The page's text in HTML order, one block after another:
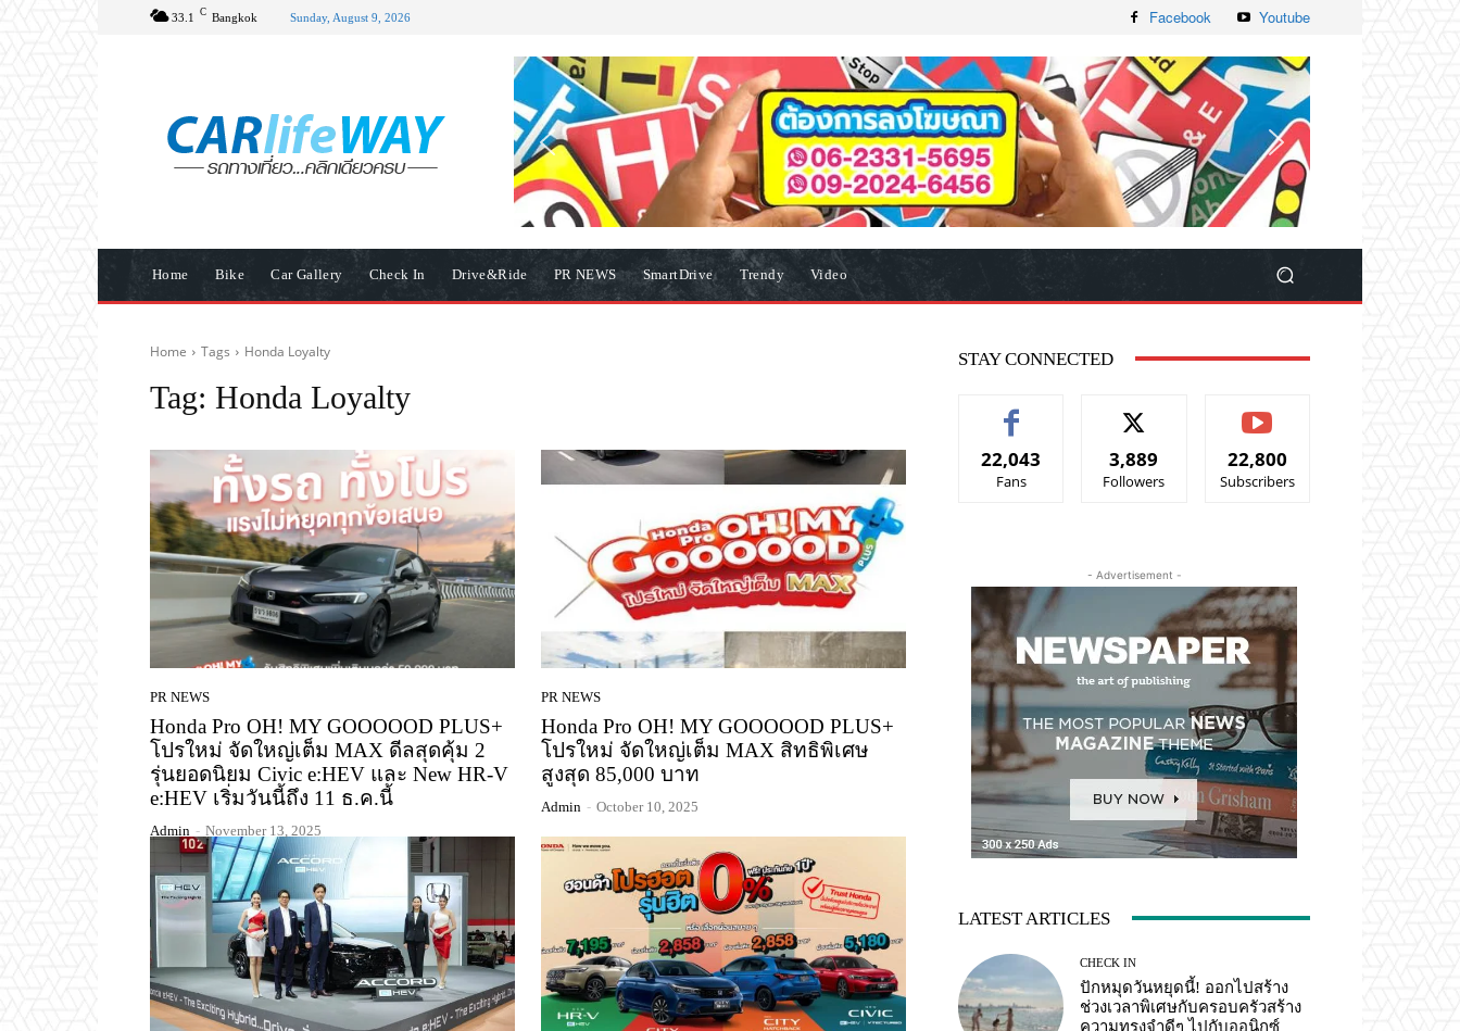
33.1 C Bangkok Sunday, August 9, 2026 Facebook Youtube
Home Bike Car Gallery Check In Drive&Ride PR NEWS SmartDrive Trendy Video
Home Tags Honda Loyalty
Tag: Honda Loyalty
PR NEWS
Honda Pro OH! MY GOOOOOD PLUS+
โปรใหม่ จัดใหญ่เต็ม MAX ดีลสุดคุ้ม 2
รุ่นยอดนิยม Civic e:HEV และ New HR-V
e:HEV เริ่มวันนี้ถึง 11 ธ.ค.นี้
Admin - November 13, 2025
PR NEWS
Honda Pro OH! MY GOOOOOD PLUS+
โปรใหม่ จัดใหญ่เต็ม MAX สิทธิพิเศษ
สูงสุด 85,000 บาท
Admin - October 10, 2025
STAY CONNECTED
22,043
Fans
3,889
Followers
22,800
Subscribers
- Advertisement -
LATEST ARTICLES
CHECK IN
ปักหมุดวันหยุดนี้! ออกไปสร้าง
ช่วงเวลาพิเศษกับครอบครัวสร้าง
ความทรงจำดีๆ ไปกับออนิกซ์